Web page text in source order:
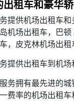
租车和豪华轿
提供机场出租车
机场出租车，巴
，皮克林机场出
提供出租车到机
务拥有最先进的
费率的机场出租